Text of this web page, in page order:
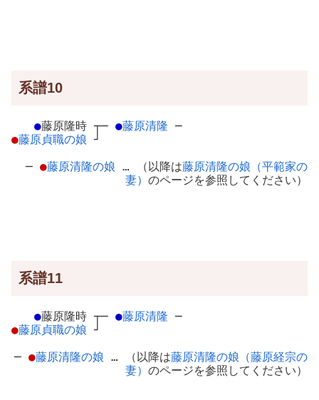
系譜10
●藤原隆時 ┬
●藤原貞職の娘 ┘
─ ●藤原清隆 ─
─ ●藤原清隆の娘 … （以降は藤原清隆の娘（平範家の
妻） のページを参照してください）
系譜11
●藤原隆時 ┬
●藤原貞職の娘 ┘
─ ●藤原清隆 ─
─ ●藤原清隆の娘 … （以降は藤原清隆の娘（藤原経宗の
妻） のページを参照してください）